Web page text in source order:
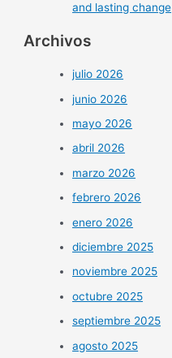
and lasting change
Archivos
julio 2026
junio 2026
mayo 2026
abril 2026
marzo 2026
febrero 2026
enero 2026
diciembre 2025
noviembre 2025
octubre 2025
septiembre 2025
agosto 2025